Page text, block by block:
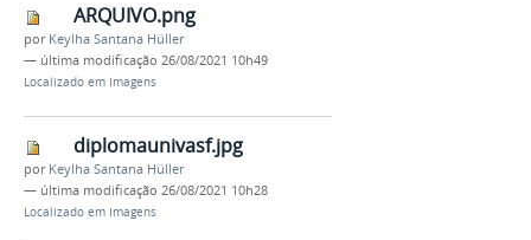
ARQUIVO.png
por Keylha Santana Hüller
— última modificação 26/08/2021 10h49
Localizado em Imagens
diplomaunivasf.jpg
por Keylha Santana Hüller
— última modificação 26/08/2021 10h28
Localizado em Imagens